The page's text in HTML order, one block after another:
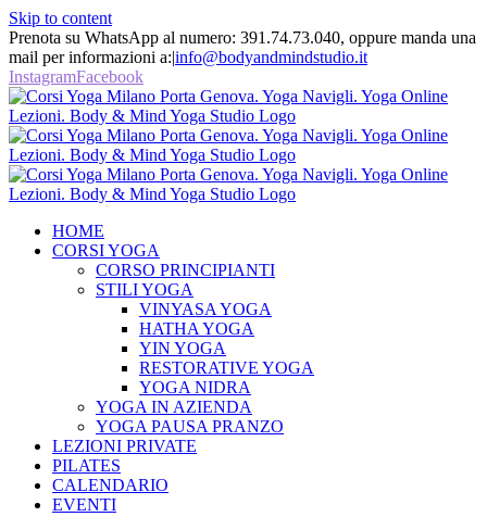
Skip to content
Prenota su WhatsApp al numero: 391.74.73.040, oppure manda una
mail per informazioni a:|info@bodyandmindstudio.it
InstagramFacebook
HOME
CORSI YOGA
CORSO PRINCIPIANTI
STILI YOGA
VINYASA YOGA
HATHA YOGA
YIN YOGA
RESTORATIVE YOGA
YOGA NIDRA
YOGA IN AZIENDA
YOGA PAUSA PRANZO
LEZIONI PRIVATE
PILATES
CALENDARIO
EVENTI